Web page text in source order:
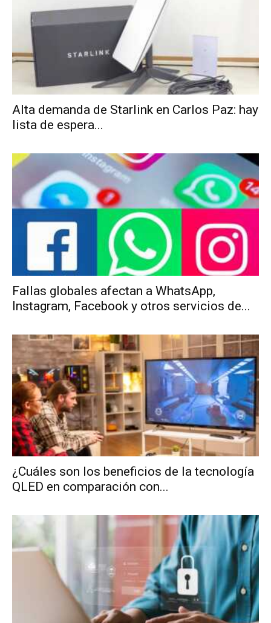
Alta demanda de Starlink en Carlos Paz: hay
lista de espera...
Fallas globales afectan a WhatsApp,
Instagram, Facebook y otros servicios de...
¿Cuáles son los beneficios de la tecnología
QLED en comparación con...